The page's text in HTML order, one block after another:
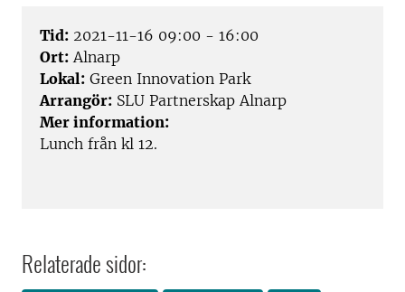
Tid: 2021-11-16 09:00 - 16:00
Ort: Alnarp
Lokal: Green Innovation Park
Arrangör: SLU Partnerskap Alnarp
Mer information:
Lunch från kl 12.
Relaterade sidor: